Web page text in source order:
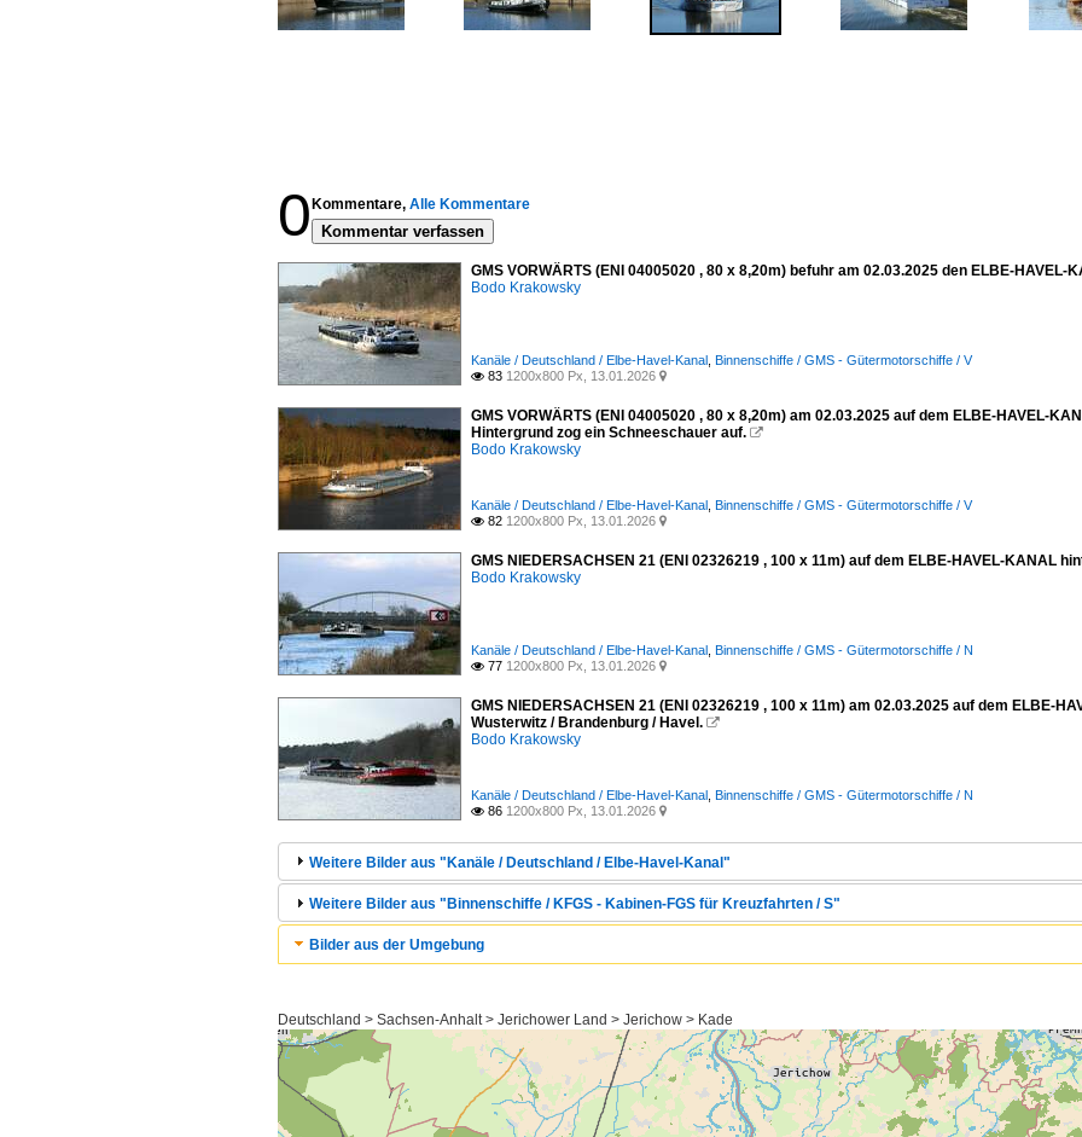
0 Kommentare, Alle Kommentare
Kommentar verfassen
GMS VORWÄRTS (ENI 04005020 , 80 x 8,20m) befuhr am 02.03.2025 den ELBE-
Bodo Krakowsky
Kanäle / Deutschland / Elbe-Havel-Kanal Binnenschiffe / GMS - Gütermotorschiffe / V
 83 1200x800 Px, 13.01.2026 
GMS VORWÄRTS (ENI 04005020 , 80 x 8,20m) am 02.03.2025 auf dem ELBE-HAVEL-
Hintergrund zog ein Schneeschauer auf. 
Bodo Krakowsky
Kanäle / Deutschland / Elbe-Havel-Kanal Binnenschiffe / GMS - Gütermotorschiffe / V
 82 1200x800 Px, 13.01.2026 
GMS NIEDERSACHSEN 21 (ENI 02326219 , 100 x 11m) auf dem ELBE-HAVEL-KANAL
Bodo Krakowsky
Kanäle / Deutschland / Elbe-Havel-Kanal Binnenschiffe / GMS - Gütermotorschiffe / N
 77 1200x800 Px, 13.01.2026 
GMS NIEDERSACHSEN 21 (ENI 02326219 , 100 x 11m) am 02.03.2025 auf dem ELBE-
Wusterwitz / Brandenburg / Havel. 
Bodo Krakowsky
Kanäle / Deutschland / Elbe-Havel-Kanal Binnenschiffe / GMS - Gütermotorschiffe / N
 86 1200x800 Px, 13.01.2026 
Weitere Bilder aus "Kanäle / Deutschland / Elbe-Havel-Kanal"
Weitere Bilder aus "Binnenschiffe / KFGS - Kabinen-FGS für Kreuzfahrten / S"
Bilder aus der Umgebung
Deutschland > Sachsen-Anhalt > Jerichower Land > Jerichow > Kade